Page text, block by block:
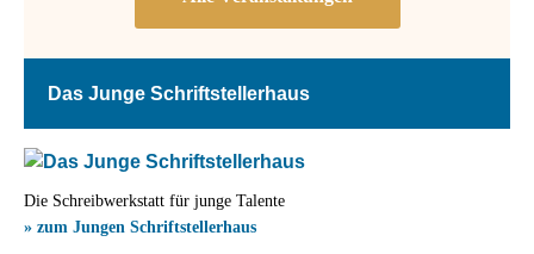
Das Junge Schriftstellerhaus
Die Schreibwerkstatt für junge Talente
» zum Jungen Schriftstellerhaus